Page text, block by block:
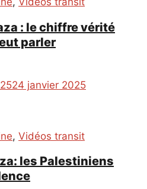
: le chiffre vérité
parler
24 janvier 2025
, Vidéos transit
les Palestiniens